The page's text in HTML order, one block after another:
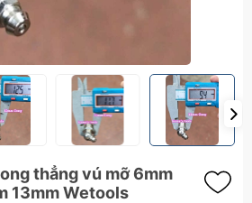
thẳng vú mỡ 6mm
13mm Wetools